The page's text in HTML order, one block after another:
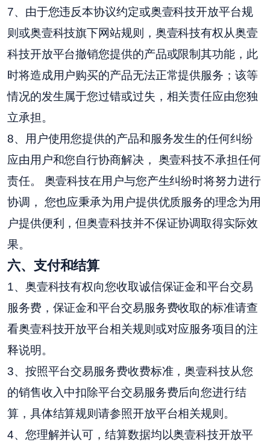
7、由于您违反本协议约定或奥壹科技开放平台规
则或奥壹科技旗下网站规则，奥壹科技有权从奥壹
科技开放平台撤销您提供的产品或限制其功能，此
时将造成用户购买的产品无法正常提供服务；该等
情况的发生属于您过错或过失，相关责任应由您独
立承担。
8、用户使用您提供的产品和服务发生的任何纠纷
应由用户和您自行协商解决， 奥壹科技不承担任何
责任。 奥壹科技在用户与您产生纠纷时将努力进行
协调， 您也应秉承为用户提供优质服务的理念为用
户提供便利，但奥壹科技并不保证协调取得实际效
果。
六、支付和结算
1、奥壹科技有权向您收取诚信保证金和平台交易
服务费，保证金和平台交易服务费收取的标准请查
看奥壹科技开放平台相关规则或对应服务项目的注
释说明。
3、按照平台交易服务费收费标准，奥壹科技从您
的销售收入中扣除平台交易服务费后向您进行结
算，具体结算规则请参照开放平台相关规则。
4、您理解并认可，结算数据均以奥壹科技开放平